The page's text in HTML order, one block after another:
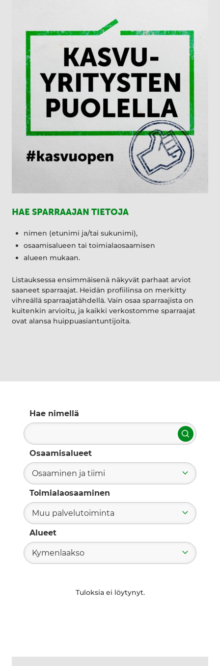
HAE SPARRAAJAN TIETOJA
nimen (etunimi ja/tai sukunimi),
osaamisalueen tai toimialaosaamisen
alueen mukaan.
Listauksessa ensimmäisenä näkyvät parhaat arviot
saaneet sparraajat. Heidän profiilinsa on merkitty
vihreällä sparraajatähdellä. Vain osaa sparraajista on
kuitenkin arvioitu, ja kaikki verkostomme sparraajat
ovat alansa huippuasiantuntijoita.
Hae nimellä
Hae
Osaamisalueet
Osaaminen ja tiimi
Toimialaosaaminen
Muu palvelutoiminta
Alueet
Kymenlaakso
Tuloksia ei löytynyt.